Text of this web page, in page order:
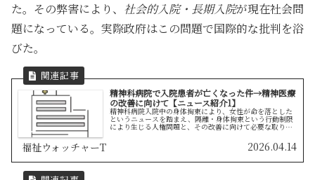
た。その弊害により、 社会的入院・長期入院が現在社会問
題になっている。実際政府はこの問題で国際的な批判を浴
びた。
精神科病院で入院患者が亡くなった件→精神医療
の改善に向けて【ニュース紹介1】
精神科病院入院中の身体拘束により、女性が命を落とした
というニュースを踏まえ、隔離・身体拘束という行動制限
により生じる人権問題と、その改善に向けて必要な取り組
福祉ウォッチャーT 2026.04.14